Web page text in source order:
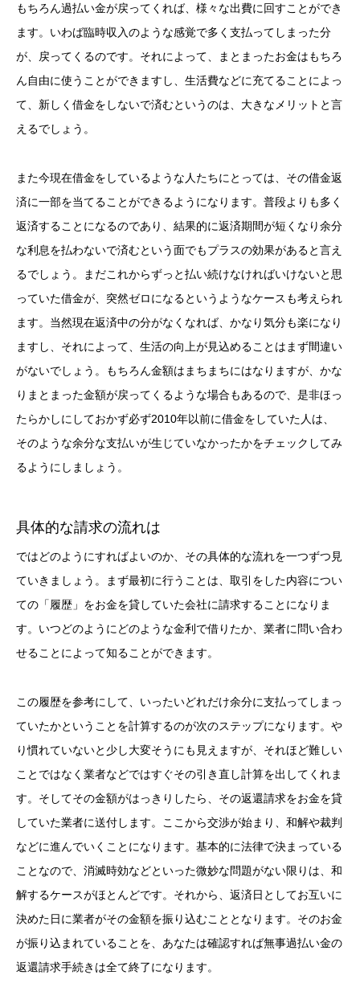
もちろん過払い金が戻ってくれば、様々な出費に回すことができ
ます。いわば臨時収入のような感覚で多く支払ってしまった分
が、戻ってくるのです。それによって、まとまったお金はもちろ
ん自由に使うことができますし、生活費などに充てることによっ
て、新しく借金をしないで済むというのは、大きなメリットと言
えるでしょう。
また今現在借金をしているような人たちにとっては、その借金返
済に一部を当てることができるようになります。普段よりも多く
返済することになるのであり、結果的に返済期間が短くなり余分
な利息を払わないで済むという面でもプラスの効果があると言え
るでしょう。まだこれからずっと払い続けなければいけないと思
っていた借金が、突然ゼロになるというようなケースも考えられ
ます。当然現在返済中の分がなくなれば、かなり気分も楽になり
ますし、それによって、生活の向上が見込めることはまず間違い
がないでしょう。もちろん金額はまちまちにはなりますが、かな
りまとまった金額が戻ってくるような場合もあるので、是非ほっ
たらかしにしておかず必ず2010年以前に借金をしていた人は、
そのような余分な支払いが生じていなかったかをチェックしてみ
るようにしましょう。
具体的な請求の流れは
ではどのようにすればよいのか、その具体的な流れを一つずつ見
ていきましょう。まず最初に行うことは、取引をした内容につい
ての「履歴」をお金を貸していた会社に請求することになりま
す。いつどのようにどのような金利で借りたか、業者に問い合わ
せることによって知ることができます。
この履歴を参考にして、いったいどれだけ余分に支払ってしまっ
ていたかということを計算するのが次のステップになります。や
り慣れていないと少し大変そうにも見えますが、それほど難しい
ことではなく業者などではすぐその引き直し計算を出してくれま
す。そしてその金額がはっきりしたら、その返還請求をお金を貸
していた業者に送付します。ここから交渉が始まり、和解や裁判
などに進んでいくことになります。基本的に法律で決まっている
ことなので、消滅時効などといった微妙な問題がない限りは、和
解するケースがほとんどです。それから、返済日としてお互いに
決めた日に業者がその金額を振り込むこととなります。そのお金
が振り込まれていることを、あなたは確認すれば無事過払い金の
返還請求手続きは全て終了になります。